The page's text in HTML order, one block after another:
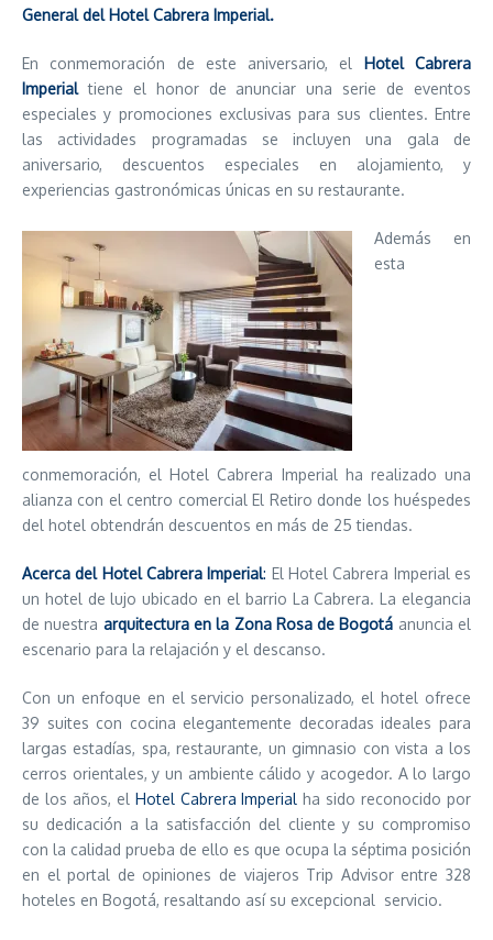
General del Hotel Cabrera Imperial.
En conmemoración de este aniversario, el Hotel Cabrera
Imperialtiene el honor de anunciar una serie de eventos
especiales y promociones exclusivas para sus clientes. Entre
las actividades programadas se incluyen una gala de
aniversario, descuentos especiales en alojamiento, y
experiencias gastronómicas únicas en su restaurante.
Además en
esta
conmemoración, el Hotel Cabrera Imperial ha realizado una
alianza con el centro comercial El Retiro donde los huéspedes
del hotel obtendrán descuentos en más de 25 tiendas.
Acerca del Hotel Cabrera Imperial: El Hotel Cabrera Imperial es
un hotel de lujo ubicado en el barrio La Cabrera. La elegancia
de nuestra arquitectura en la Zona Rosa de Bogotá anuncia el
escenario para la relajación y el descanso.
Con un enfoque en el servicio personalizado, el hotel ofrece
39 suites con cocina elegantemente decoradas ideales para
largas estadías, spa, restaurante, un gimnasio con vista a los
cerros orientales, y un ambiente cálido y acogedor. A lo largo
de los años, el Hotel Cabrera Imperial ha sido reconocido por
su dedicación a la satisfacción del cliente y su compromiso
con la calidad prueba de ello es que ocupa la séptima posición
en el portal de opiniones de viajeros Trip Advisor entre 328
hoteles en Bogotá, resaltando así su excepcional servicio.